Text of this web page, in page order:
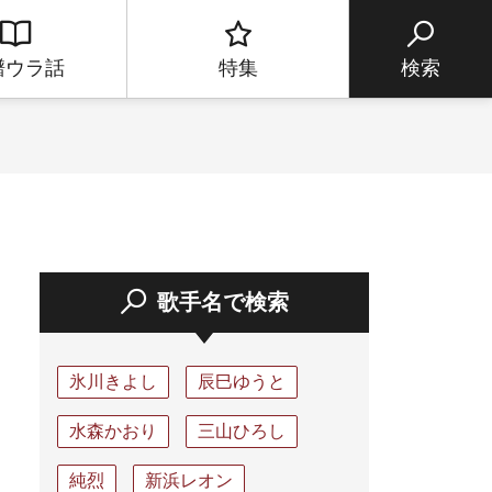
ウラ話 特集 検索
歌手名で検索
氷川きよし 辰巳ゆうと
水森かおり 三山ひろし
純烈 新浜レオン